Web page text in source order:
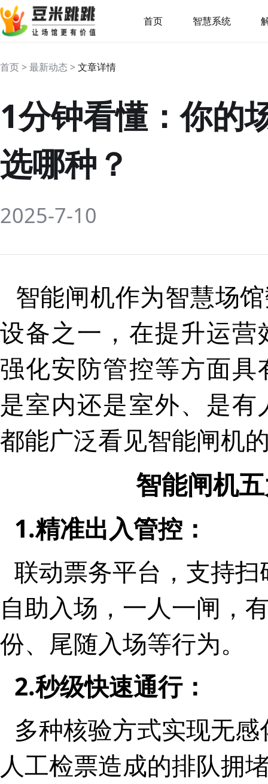
首页 智慧系统
首页 > 最新动态 >文章详情
1分钟看懂：你的
选哪种？
2025-7-10
智能闸机作为智慧场
设备之一，在提升运
强化安防管控等方面
是室内还是室外、是
都能广泛看见智能闸机
智能闸机
1.精准出入管控：
联动票务平台，支持
自助入场，一人一闸，
份、尾随入场等行为。
2.秒级快速通行：
多种核验方式实现无
人工检票造成的排队拥